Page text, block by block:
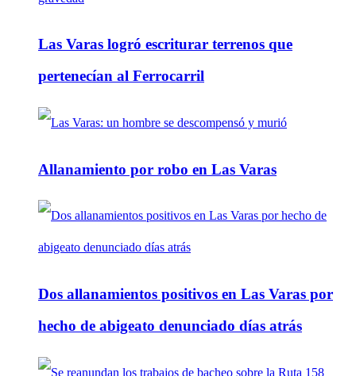
Las Varas logró escriturar terrenos que
pertenecían al Ferrocarril
Allanamiento por robo en Las Varas
Dos allanamientos positivos en Las Varas por
hecho de abigeato denunciado días atrás